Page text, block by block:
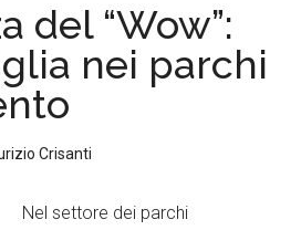
del “Wow”:
nei parchi
Crisanti
Nel settore dei parchi